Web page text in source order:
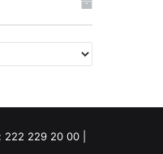
229 20 00 |